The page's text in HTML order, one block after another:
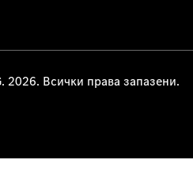
2026. Всички права запазени.